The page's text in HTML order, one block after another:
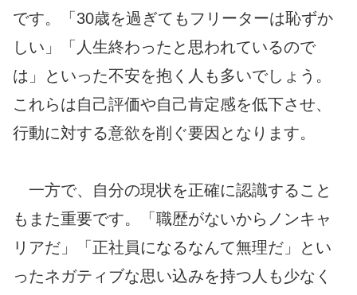
です。「30歳を過ぎてもフリーターは恥ずか
しい」「人生終わったと思われているので
は」といった不安を抱く人も多いでしょう。
これらは自己評価や自己肯定感を低下させ、
行動に対する意欲を削ぐ要因となります。
一方で、自分の現状を正確に認識すること
もまた重要です。「職歴がないからノンキャ
リアだ」「正社員になるなんて無理だ」とい
ったネガティブな思い込みを持つ人も少なく